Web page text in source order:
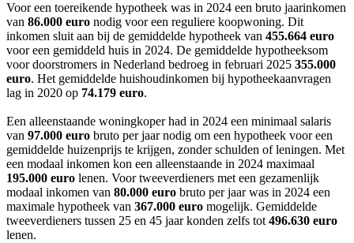
Voor een toereikende hypotheek was in 2024 een bruto jaarinkomen
van 86.000 euro nodig voor een reguliere koopwoning. Dit
inkomen sluit aan bij de gemiddelde hypotheek van 455.664 euro
voor een gemiddeld huis in 2024. De gemiddelde hypotheeksom
voor doorstromers in Nederland bedroeg in februari 2025 355.000
euro. Het gemiddelde huishoudinkomen bij hypotheekaanvragen
lag in 2020 op 74.179 euro.
Een alleenstaande woningkoper had in 2024 een minimaal salaris
van 97.000 euro bruto per jaar nodig om een hypotheek voor een
gemiddelde huizenprijs te krijgen, zonder schulden of leningen. Met
een modaal inkomen kon een alleenstaande in 2024 maximaal
195.000 euro lenen. Voor tweeverdieners met een gezamenlijk
modaal inkomen van 80.000 euro bruto per jaar was in 2024 een
maximale hypotheek van 367.000 euro mogelijk. Gemiddelde
tweeverdieners tussen 25 en 45 jaar konden zelfs tot 496.630 euro
lenen.